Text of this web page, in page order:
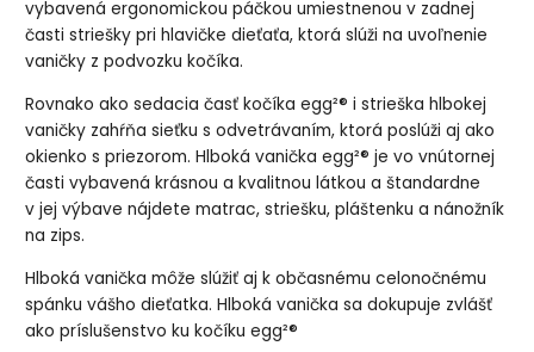
vybavená ergonomickou páčkou umiestnenou v zadnej
časti striešky pri hlavičke dieťaťa, ktorá slúži na uvoľnenie
vaničky z podvozku kočíka.
Rovnako ako sedacia časť kočíka egg²® i strieška hlbokej
vaničky zahŕňa sieťku s odvetrávaním, ktorá poslúži aj ako
okienko s priezorom. Hlboká vanička egg²® je vo vnútornej
časti vybavená krásnou a kvalitnou látkou a štandardne
v jej výbave nájdete matrac, striešku, pláštenku a nánožník
na zips.
Hlboká vanička môže slúžiť aj k občasnému celonočnému
spánku vášho dieťatka. Hlboká vanička sa dokupuje zvlášť
ako príslušenstvo ku kočíkuegg²®